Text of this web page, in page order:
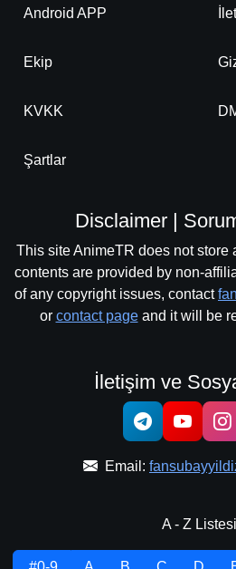
Android APP
Ekip
KVKK
Şartlar
Disclaimer |
This site AnimeTR does not store
contents are provided by non-
of any copyright issues, contact
or contact pageand it will be
İletişim ve
Email:
A - Z